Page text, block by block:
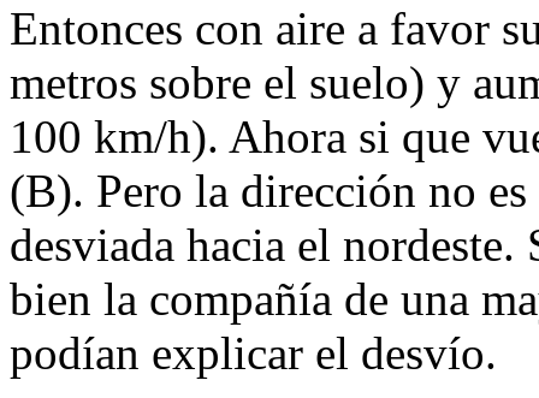
Entonces con aire a favor
metros sobre el suelo) y
100 km/h). Ahora si que
(B). Pero la dirección no
desviada hacia el nordeste.
bien la compañía de una
podían explicar el desvío.